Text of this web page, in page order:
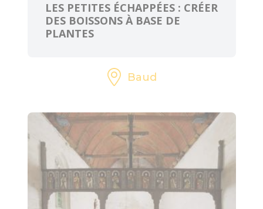
Cinéma le Celtic
médiathèques
LES PETITES ÉCHAPPÉES : CRÉER
DES BOISSONS À BASE DE
PLANTES
Baud